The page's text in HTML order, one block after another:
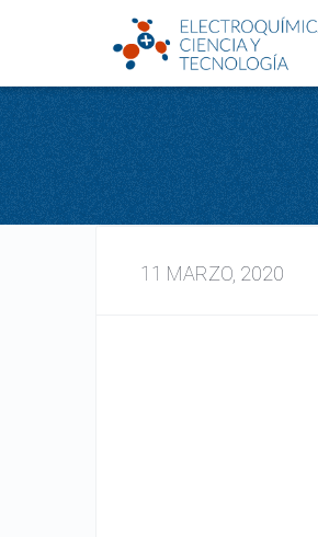
11 MARZO, 2020